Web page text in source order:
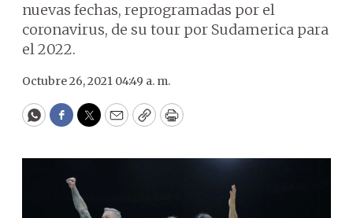
nuevas fechas, reprogramadas por el
coronavirus, de su tour por Sudamerica para
el 2022.
Octubre 26, 2021 04:49 a. m.
WhatsApp
Facebook
Twitter
EmailCopyPrint